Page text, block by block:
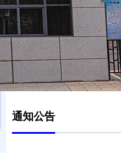
通知公告